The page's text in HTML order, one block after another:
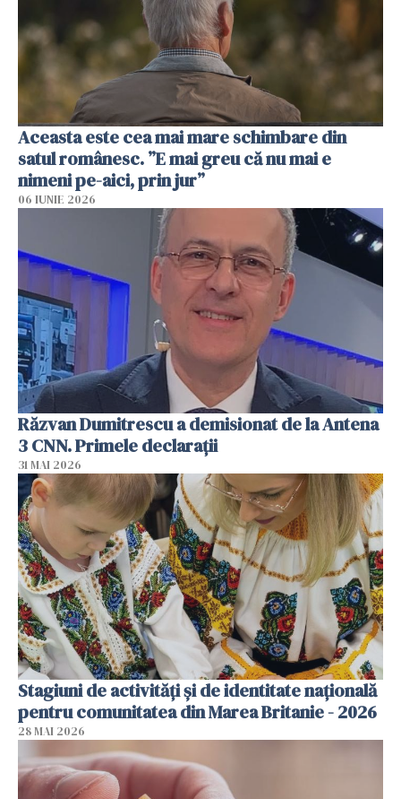
Aceasta este cea mai mare schimbare din
satul românesc. ”E mai greu că nu mai e
nimeni pe-aici, prin jur”
06 IUNIE 2026
Răzvan Dumitrescu a demisionat de la Antena
3 CNN. Primele declarații
31 MAI 2026
Stagiuni de activități și de identitate națională
pentru comunitatea din Marea Britanie - 2026
28 MAI 2026